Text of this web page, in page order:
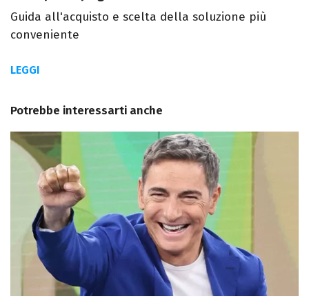
Guida all'acquisto e scelta della soluzione più
conveniente
LEGGI
Potrebbe interessarti anche